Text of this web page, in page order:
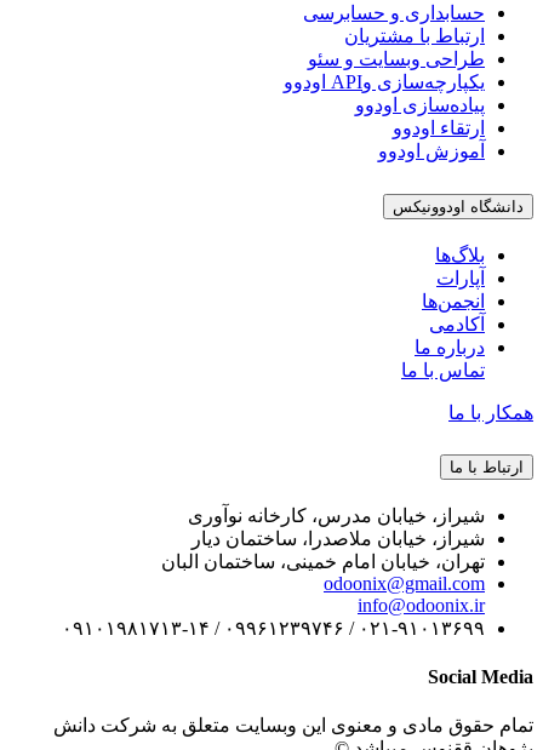
حسابداری و حسابرسی
ارتباط با مشتریان
طراحی وبسایت و سئو
یکپارچه‌سازی وAPI اودوو
پیاده‌سازی اودوو
ارتقاء اودوو
آموزش اودوو
دانشگاه اودوونیکس
بلاگ‌ها
آپارات
انجمن‌ها
آکادمی
درباره ما
تماس با ما
همکار با ما
ارتباط با ما
شیراز، خیابان مدرس، کارخانه نوآوری
شیراز، خیابان ملاصدرا، ساختمان دیار
تهران، خیابان امام خمینی، ساختمان البان
odoonix@gmail.com
info@odoonix.ir
۰۲۱-۹۱۰۱۳۶۹۹ / ۰۹۹۶۱۲۳۹۷۴۶ / ۰۹۱۰۱۹۸۱۷۱۳-۱۴
Social Media
تمام حقوق مادی و معنوی این وبسایت متعلق به شرکت دانش